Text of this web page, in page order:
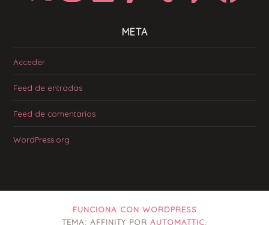
META
Acceder
Feed de entradas
Feed de comentarios
WordPress.org
FUNCIONA CON WORDPRESS
TEMA: AFFINITY POR AUTOMATTIC